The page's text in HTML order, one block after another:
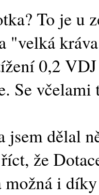
To je u
"velká
0,2
Se
jsem dělal
že
možná i